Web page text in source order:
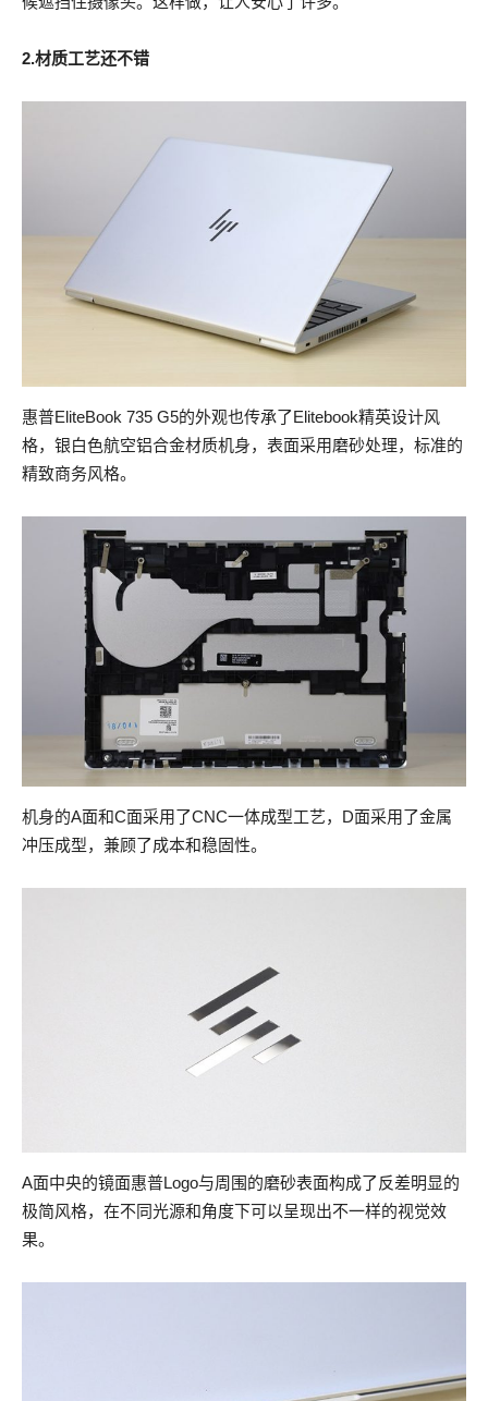
2.材质工艺还不错
惠普EliteBook 735 G5的外观也传承了Elitebook精英设计风
格，银白色航空铝合金材质机身，表面采用磨砂处理，标准的
精致商务风格。
机身的A面和C面采用了CNC一体成型工艺，D面采用了金属
冲压成型，兼顾了成本和稳固性。
A面中央的镜面惠普Logo与周围的磨砂表面构成了反差明显的
极简风格，在不同光源和角度下可以呈现出不一样的视觉效
果。